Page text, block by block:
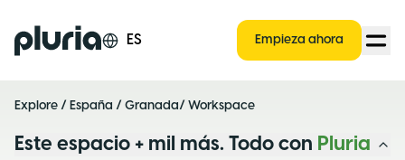
Logo Pluria ES Empieza ahora
Explore / España / Granada/ Workspace
Este espacio + mil más. Todo con Pluria